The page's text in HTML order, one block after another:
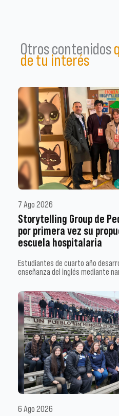
Otros contenidos
de tu interés
7 Ago 2026
Storytelling Group de
por primera vez su
escuela hospitalaria
Estudiantes de cuarto año
enseñanza del inglés mediante
6 Ago 2026